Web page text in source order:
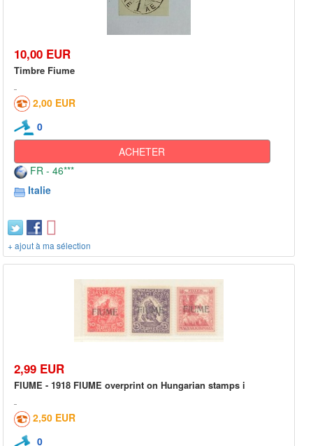
10,00 EUR
Timbre Fiume
2,00 EUR
0
ACHETER
FR - 46***
Italie
+ ajout à ma sélection
2,99 EUR
FIUME - 1918 FIUME overprint on Hungarian stamps i
2,50 EUR
0